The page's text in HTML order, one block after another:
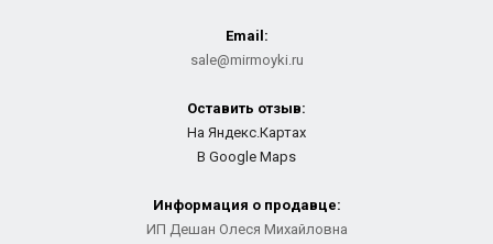
Email:
sale@mirmoyki.ru
Оставить отзыв:
На Яндекс.Картах
В Google Maps
Информация о продавце:
ИП Дешан Олеся Михайловна